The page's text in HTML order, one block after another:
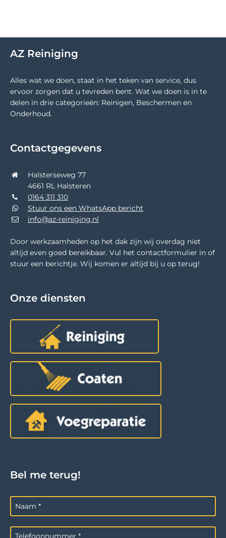
AZ Reiniging
Alles wat we doen, staat in het teken van service, dus
ervoor zorgen dat u tevreden bent. Wat we doen is in te
delen in drie categorieën: Reinigen, Beschermen en
Onderhoud.
Contactgegevens
Halsterseweg 77
4661 RL Halsteren
0164 311 310
Stuur ons een WhatsApp bericht
info@az-reiniging.nl
Door werkzaamheden op het dak zijn wij overdag niet
altijd even goed bereikbaar. Vul het contactformulier in of
stuur een berichtje. Wij komen er altijd bij u op terug!
Onze diensten
Bel me terug!